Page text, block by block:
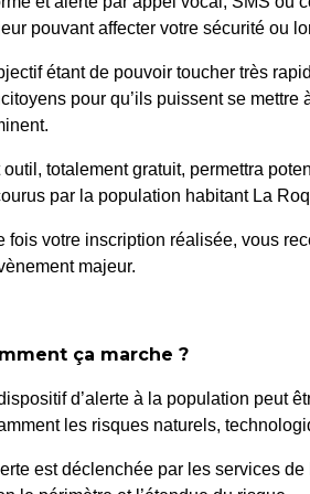
COMPTABLE SUR
de l’Europe Unie,
pouvant affecter votre sécurité ou
étant de pouvoir toucher très
pour qu’ils puissent se mettre
outil, totalement gratuit, permettra
par la population habitant La
fois votre inscription réalisée, vous
majeur.
ça marche ?
d’alerte à la population peut
les risques naturels,
est déclenchée par les services